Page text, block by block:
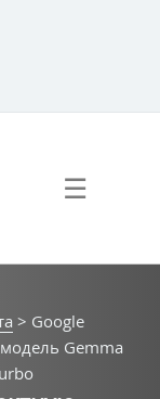
☰
> Google
Gemma